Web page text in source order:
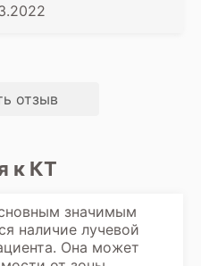
отзыв
к КТ
значимым
наличие лучевой
Она может